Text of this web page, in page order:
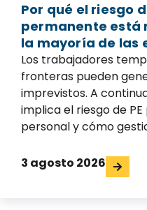
Por qué el riesgo
permanente está
la mayoría de las
Los trabajadores
fronteras pueden
imprevistos. A
implica el riesgo de
personal y cómo
3 agosto 2026